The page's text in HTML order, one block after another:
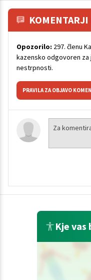
KOMENTARJI
Opozorilo: 297. členu
kazensko odgovoren za
nestrpnosti.
PRAVILA ZA OBJAVO
Kje vas